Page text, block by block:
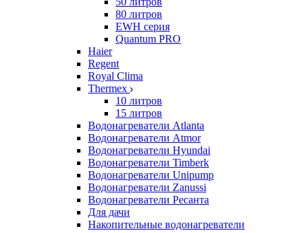
80 литров
EWH серия
Quantum PRO
Haier
Regent
Royal Clima
Thermex
10 литров
15 литров
Водонагреватели Atlanta
Водонагреватели Atmor
Водонагреватели Hyundai
Водонагреватели Timberk
Водонагреватели Unipump
Водонагреватели Zanussi
Водонагреватели Ресанта
Для дачи
Накопительные водонагреватели